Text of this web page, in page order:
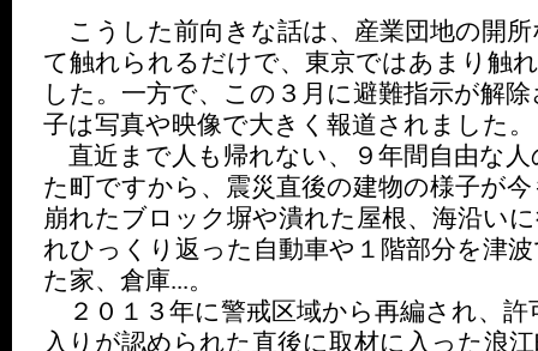
こうした前向きな話は、産業団地の開
て触れられるだけで、東京ではあまり触
した。一方で、この３月に避難指示が解
子は写真や映像で大きく報道されました。
直近まで人も帰れない、９年間自由な
た町ですから、震災直後の建物の様子が
崩れたブロック塀や潰れた屋根、海沿い
れひっくり返った自動車や１階部分を津
た家、倉庫...。
２０１３年に警戒区域から再編され、許
入りが認められた直後に取材に入った浪